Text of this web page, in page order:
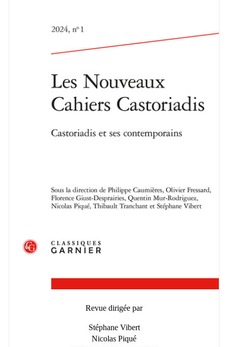
Re­vue di­ri­gée par
Sté­phane Vi­bert
Ni­co­las Pi­qué